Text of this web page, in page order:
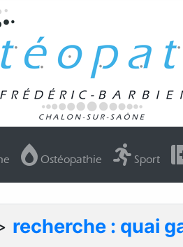
Ostéopathie Sport
recherche : quai